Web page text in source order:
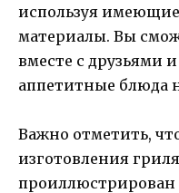
используя
материалы. Вы
вместе с друзьями
аппетитные блюда
Важно отметить,
изготовления